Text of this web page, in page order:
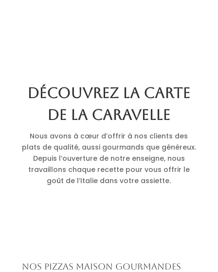
Découvrez la carte
de La Caravelle
Nous avons à cœur d’offrir à nos clients des
plats de qualité, aussi gourmands que généreux.
Depuis l’ouverture de notre enseigne, nous
travaillons chaque recette pour vous offrir le
goût de l’Italie dans votre assiette.
Nos pizzas maison gourmandes